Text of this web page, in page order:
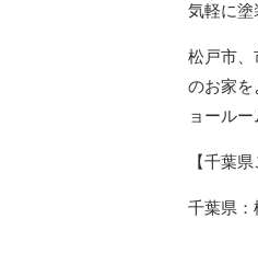
気軽に塗
松戸市、
のお家を
ョール
【千葉
千葉県：